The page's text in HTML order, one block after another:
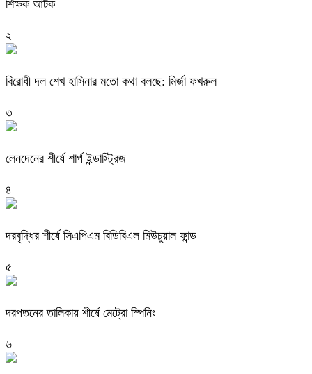
শিক্ষক আটক
২
বিরোধী দল শেখ হাসিনার মতো কথা বলছে: মির্জা ফখরুল
৩
লেনদেনের শীর্ষে শার্প ইন্ডাস্ট্রিজ
৪
দরবৃদ্ধির শীর্ষে সিএপিএম বিডিবিএল মিউচুয়াল ফান্ড
৫
দরপতনের তালিকায় শীর্ষে মেট্রো স্পিনিং
৬